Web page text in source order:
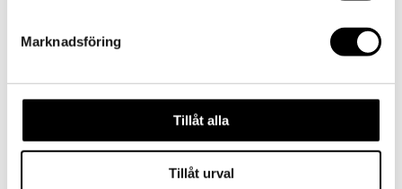
Marknadsföring
Tillåt alla
Tillåt urval
Email*